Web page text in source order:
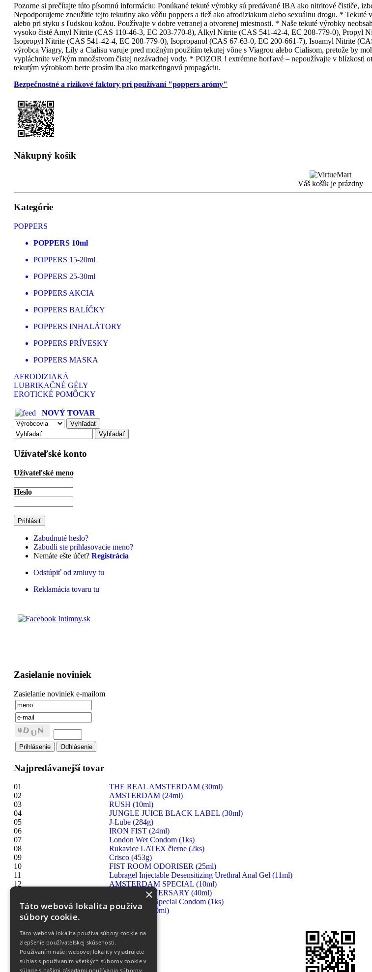
Pozorne si prečítajte túto písomnú informáciu: Ponúkané tekuté výrobky sú predávané IBA ako nitritové čističe,
Nepodporujeme zneužitie tejto tekutiny ako vôňu poppers a tiež ako afrodiziakum alebo sexuálnu drogu. *
alebo pri styku s ľudskou kožou. Používajte v dobre vetranej a otvorenej miestnosti. * Naše tekuté výrobky
vysoko čisté Amyl Nitrite (CAS 110-46-3, EC 203-770-8), Alkyl Nitrite (CAS 541-42-4, EC 208-779-0), Propyl
Isopropyl Nitrite (CAS 541-42-4, EC 208-779-0), Isopropanol (CAS 67-63-0, EC 200-661-7), Isoamyl Nitrite
výrobca Viagry, Lily a Cialisu varuje pred možným použitím tekutej vône s Viagrou alebo Cialisom, pretože by
vypláchnite veľkým množstvom čistej nezávadnej vody. * POZOR ! extrémne horľavé – nepoužívajte v blízkosti
tekutým výrobkom berte prosím iba ako marketingovú propagáciu.
Bezpečnostné a rizikové faktory pri používaní "poppers arómy"
Nákupný košík
Váš košík je prázdny
Kategórie
POPPERS
POPPERS 10ml
POPPERS 15-20ml
POPPERS 25-30ml
POPPERS AKCIA
POPPERS BALÍČKY
POPPERS INHALÁTORY
POPPERS PRÍVESKY
POPPERS MASKA
AFRODIZIAKÁ
LUBRIKAČNÉ GÉLY
EROTICKÉ POMÔCKY
NOVÝ TOVAR
Užívateľské konto
Užívateľské meno
Heslo
Zabudnuté heslo?
Zabudli ste prihlasovacie meno?
Nemáte ešte účet? Registrácia
Odstúpiť od zmluvy tu
Reklamácia tovaru tu
Zasielanie noviniek
Zasielanie noviniek e-mailom
Najpredávanejší tovar
01
THE REAL AMSTERDAM (30ml)
02
AMSTERDAM (24ml)
03
RUSH (10ml)
04
JUNGLE JUICE BLACK LABEL (30ml)
05
J-Lube (284g)
06
IRON FIST (24ml)
07
London Wet Condom (1ks)
08
Rukavice LATEX čierne (2ks)
09
Crisco (453g)
10
FIST ROOM ODORISER (25ml)
11
Lubragel Injectable Desensitizing Urethral Anal Gel (11ml)
12
AMSTERDAM SPECIAL (10ml)
RUSH ANNIVERSARY (40ml)
14
London Extra Special Condom (1ks)
15
HIGHRISE (30ml)
×
Táto webová lokalita používa
súbory cookie.
Táto webová lokalita používa súbory cookie na
zlepšenie používateľskej skúsenosti.
Používaním našej webovej lokality vyjadrujete
súhlas s používaním všetkých súborov cookie v
súlade s našimi zásadami používania súborov